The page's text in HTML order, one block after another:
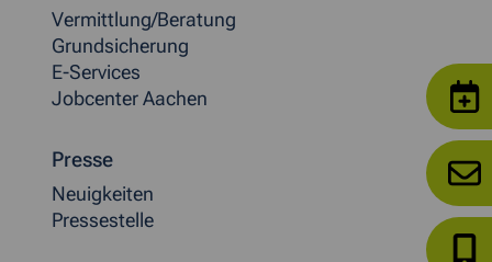
Vermittlung/Beratung
Grundsicherung
E-Services
Jobcenter Aachen
Presse
Neuigkeiten
Pressestelle